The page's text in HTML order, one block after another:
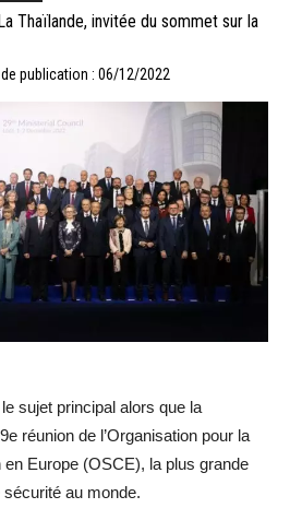
Thaïlande, invitée du sommet sur la
de publication : 06/12/2022
sujet principal alors que la
réunion de l’Organisation pour la
Europe (OSCE), la plus grande
au monde.